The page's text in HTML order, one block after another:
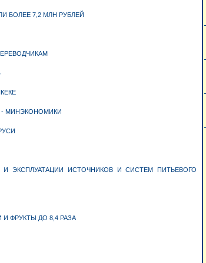
БОЛЕЕ 7,2 МЛН РУБЛЕЙ
- МИНЭКОНОМИКИ
ЭКСПЛУАТАЦИИ ИСТОЧНИКОВ И СИСТЕМ ПИТЬЕВОГО
ФРУКТЫ ДО 8,4 РАЗА